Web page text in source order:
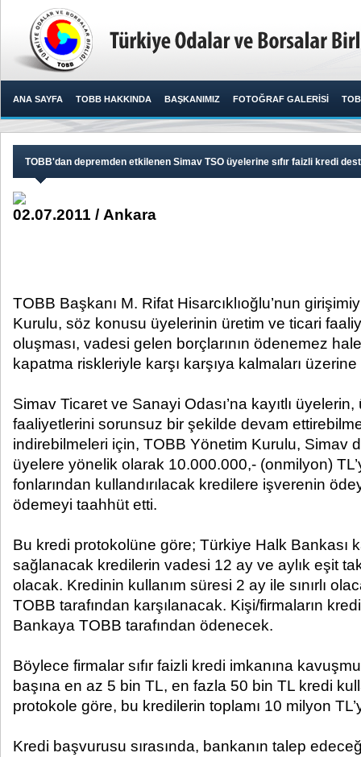
ANA SAYFA TOBB HAKKINDA BAŞKANIMIZ FOTOĞRAF GALERİSİ
TOBB'dan depremden etkilenen Simav TSO üyelerine sıfır faizli kredi
02.07.2011 / Ankara
TOBB Başkanı M. Rifat Hisarcıklıoğlu’nun
Kurulu, söz konusu üyelerinin üretim ve ticari
oluşması, vadesi gelen borçlarının ödenemez
kapatma riskleriyle karşı karşıya kalmaları
Simav Ticaret ve Sanayi Odası’na kayıtlı
faaliyetlerini sorunsuz bir şekilde devam
indirebilmeleri için, TOBB Yönetim Kurulu, Simav
üyelere yönelik olarak 10.000.000,- (onmilyon)
fonlarından kullandırılacak kredilere işverenin
ödemeyi taahhüt etti.
Bu kredi protokolüne göre; Türkiye Halk Bankası
sağlanacak kredilerin vadesi 12 ay ve aylık eşit
olacak. Kredinin kullanım süresi 2 ay ile sınırlı
TOBB tarafından karşılanacak. Kişi/firmaların
Bankaya TOBB tarafından ödenecek.
Böylece firmalar sıfır faizli kredi imkanına
başına en az 5 bin TL, en fazla 50 bin TL kredi
protokole göre, bu kredilerin toplamı 10 milyon
Kredi başvurusu sırasında, bankanın talep